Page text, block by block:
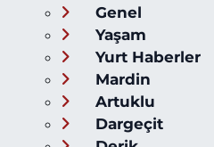
Genel
Yaşam
Yurt Haberler
Mardin
Artuklu
Dargeçit